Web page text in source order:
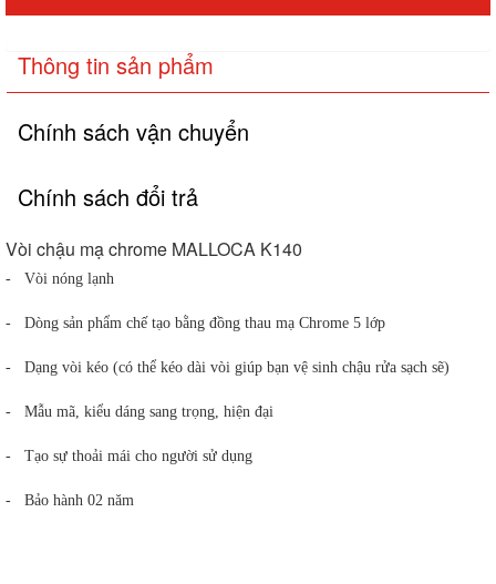
Thông tin sản phẩm
Chính sách vận chuyển
Chính sách đổi trả
Vòi chậu mạ chrome MALLOCA K140
- Vòi nóng lạnh
- Dòng sản phẩm chế tạo bằng đồng thau mạ Chrome 5 lớp
- Dạng vòi kéo (có thể kéo dài vòi giúp bạn vệ sinh chậu rửa sạch sẽ)
- Mẫu mã, kiểu dáng sang trọng, hiện đại
- Tạo sự thoải mái cho người sử dụng
- Bảo hành 02 năm